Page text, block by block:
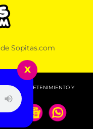
Sopitas.com
ENTRETENIMIENTO Y
x